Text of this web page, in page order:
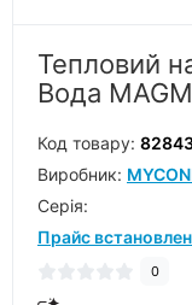
Тепловий
Вода
Код товару:
Виробник:
Серiя:
Прайс
0